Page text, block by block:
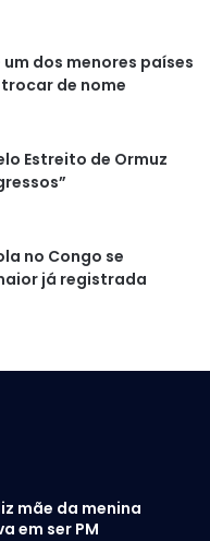
um dos menores países
de nome
Estreito de Ormuz
no Congo se
já registrada
mãe da menina
em ser PM